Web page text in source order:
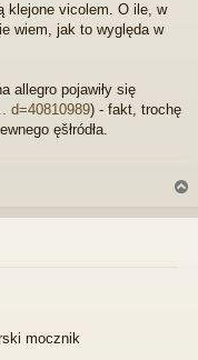
klejone vicolem. O ile, w
wiem, jak to wyględa w
allegro pojawiły się
d=40810989) - fakt, trochę
ęšłródła.
g
mocznik